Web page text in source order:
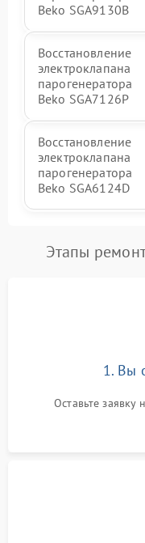
Beko SGA9130B
Восстановление
электроклапана
парогенератора
Beko SGA7126P
Восстановление
электроклапана
парогенератора
Beko SGA6124D
Этапы
1. Вы
Оставьте заявку